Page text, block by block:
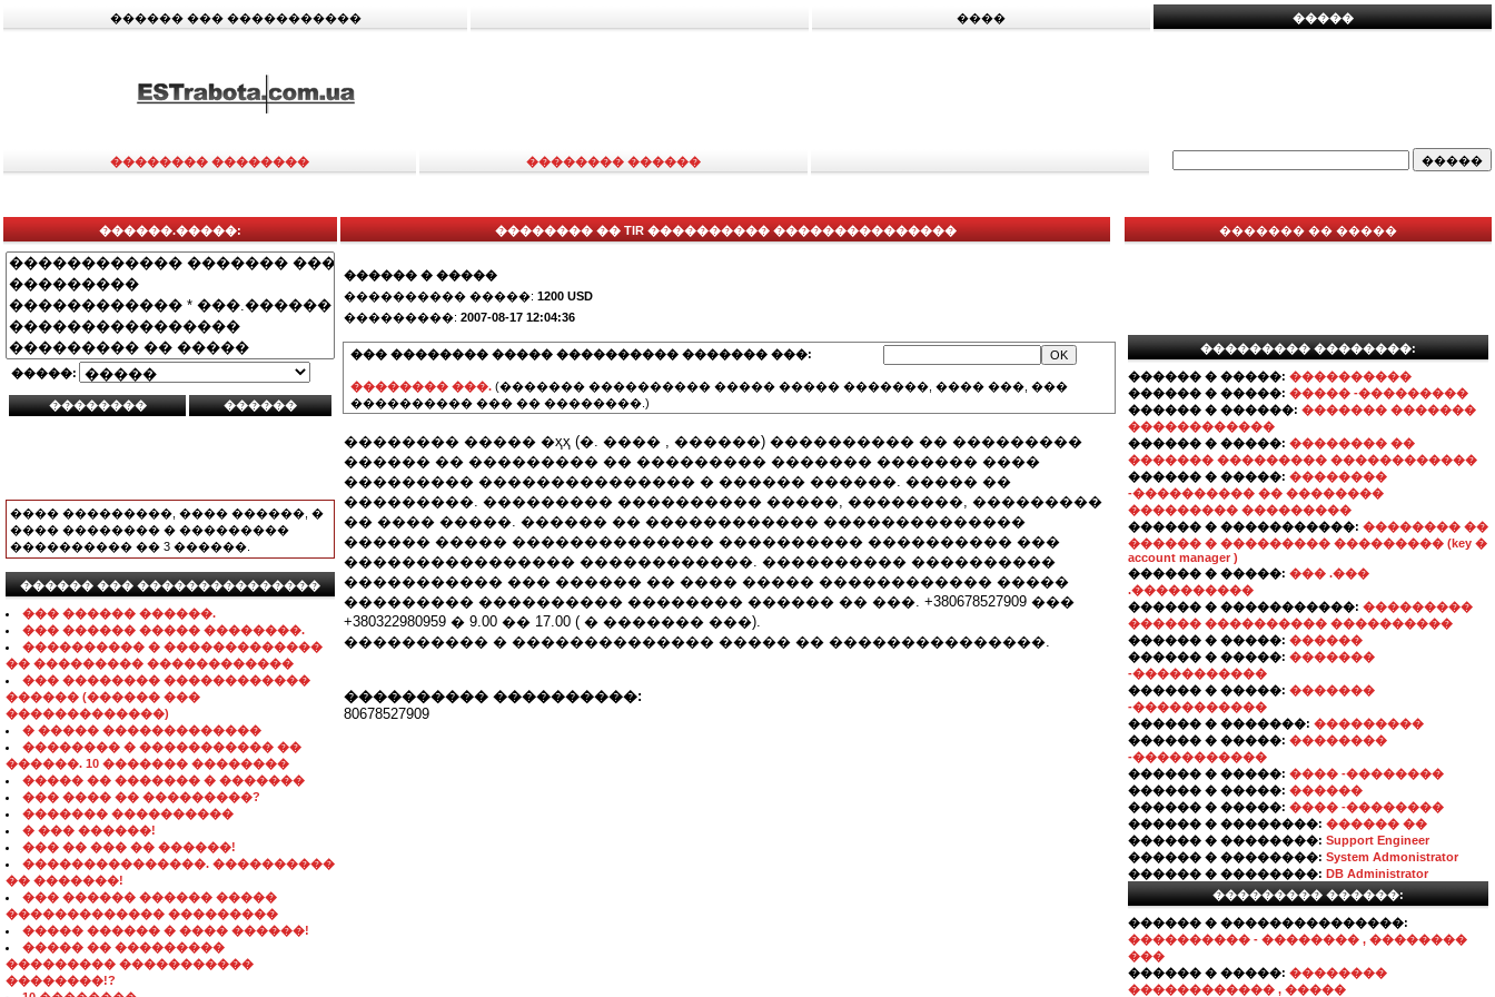
������ ��� ����������� ���� �����
�������� �������� �������� ������
������.�����:
�����:
���� ���������, ���� ������, �
���� �������� � ���������
���������� �� 3 ������.
������ ��� ���������������
��� ������ ������.
��� ������ ����� ��������.
���������� � �������������
�� ��������� ������������
��� �������� ������������
������ (������ ���
�������������)
� ����� �������������
�������� � ����������� ��
������. 10 ������� ��������
����� �� ������� � �������
��� ���� �� ���������?
������� ����������
� ��� ������!
��� �� ��� �� ������!
���������������. ����������
�� �������!
��� ������ ������ �����
������������� ���������
����� ������ � ���� ������!
����� �� ���������
��������� �����������
��������!?
�������� �� TIR ���������� ���������������
������ � �����
���������� �����: 1200 USD
���������: 2007-08-17 12:04:36
��� �������� ����� ���������� ������� ���:
�������� ���. (������� ���������� ����� ����� �������, ���� ���, ���
���������� ��� �� ��������.)
�������� ����� �ҳҳ (�. ���� , ������) ���������� �� ���������
������ �� ��������� �� ��������� ������� ������� ����
��������� ��������������� � ������ ������. ����� ��
���������. ��������� ���������� �����, ��������, ���������
�� ���� �����. ������ �� ������������ ��������������
������ ����� �������������� ���������� ���������� ���
���������������� ������������. ���������� ����������
����������� ��� ������ �� ���� ����� ������������ �����
��������� ���������� �������� ������ �� ���. +380678527909 ���
+380322980959 � 9.00 �� 17.00 ( � ������� ���).
���������� � �������������� ����� �� ���������������.
���������� ����������:
80678527909
������� �� �����
��������� ��������:
������ � �����: ����������
������ � �����: ����� -���������
������ � ������: ������� �������
������������
������ � �����: �������� ��
������� ��������� ������������
������ � �����: ��������
-���������� �� ��������
��������� ���������
������ � �����������: �������� ��
������ � ��������� ��������� (key �
account manager )
������ � �����: ��� .���
.����������
������ � �����������: ���������
������ ���������� ����������
������ � �����: ������
������ � �����: �������
-�����������
������ � �����: �������
-�����������
������ � �������: ���������
������ � �����: ��������
-�����������
������ � �����: ���� -��������
������ � �����: ������
������ � �����: ���� -��������
������ � ��������: ������ ��
������ � ��������: Support Engineer
������ � ��������: System Admonistrator
������ � ��������: DB Administrator
��������� ������:
������ � ���������������:
���������� - �������� , ��������
���
������ � �����: ��������
������������ , �����